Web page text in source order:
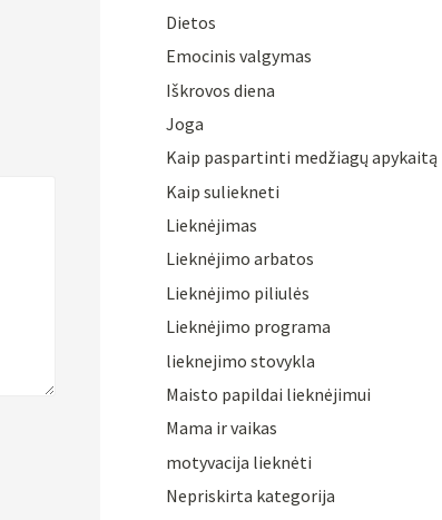
Dietos
Emocinis valgymas
Iškrovos diena
Joga
Kaip paspartinti medžiagų apykaitą
Kaip suliekneti
Lieknėjimas
Lieknėjimo arbatos
Lieknėjimo piliulės
Lieknėjimo programa
lieknejimo stovykla
Maisto papildai lieknėjimui
Mama ir vaikas
motyvacija lieknėti
Nepriskirta kategorija